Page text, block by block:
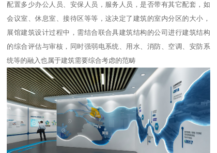
配置多少办公人员、安保人员，服务人员，是否带有其它配套，如
会议室、休息室、接待区等等，这决定了建筑的室内分区的大小，
展馆建筑设计过程中，需结合联合具建筑结构的公司进行建筑结构
的综合评估与审核，同时强弱电系统、用水、消防、空调、安防系
统等的融入也属于建筑需要综合考虑的范畴